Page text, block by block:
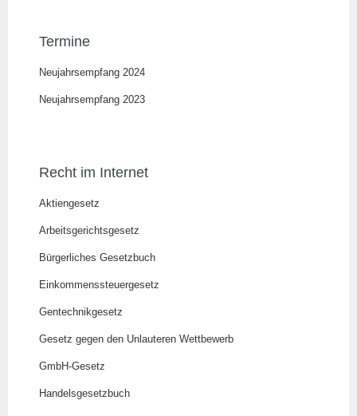
Termine
Neujahrsempfang 2024
Neujahrsempfang 2023
Recht im Internet
Aktiengesetz
Arbeitsgerichtsgesetz
Bürgerliches Gesetzbuch
Einkommenssteuergesetz
Gentechnikgesetz
Gesetz gegen den Unlauteren Wettbewerb
GmbH-Gesetz
Handelsgesetzbuch